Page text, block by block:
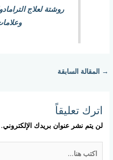
روشتة لعلاج
→ المقالة السابقة
اترك تعليقاً
لن يتم نشر عنوان بريدك الإلكتروني.